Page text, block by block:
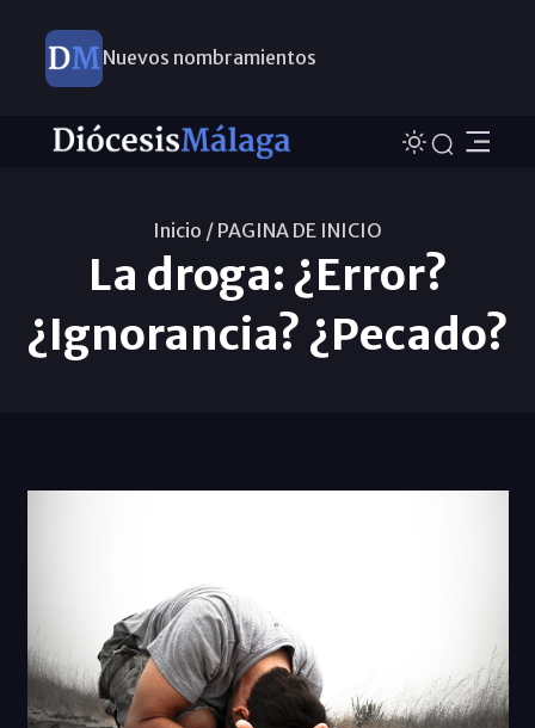
Nuevos nombramientos
Inicio / PAGINA DE INICIO
La droga: ¿Error?
¿Ignorancia? ¿Pecado?